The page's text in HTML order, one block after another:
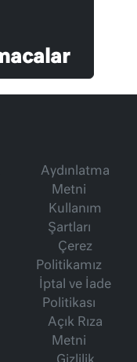
Aydınlatma
Metni
Kullanım
Şartları
Çerez
Politikamız
İptal ve İade
Politikası
Açık Rıza
Metni